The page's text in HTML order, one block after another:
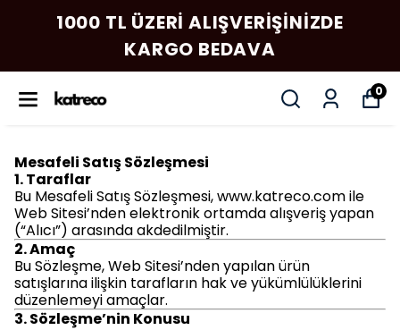
1000 TL ÜZERI ALIŞVERIŞINIZDE
KARGO BEDAVA
0
Mesafeli Satış Sözleşmesi
1. Taraflar
Bu Mesafeli Satış Sözleşmesi,www.katreco.comile
Web Sitesi’nden elektronik ortamda alışveriş yapan
(“Alıcı”) arasında akdedilmiştir.
2. Amaç
Bu Sözleşme, Web Sitesi’nden yapılan ürün
satışlarına ilişkin tarafların hak ve yükümlülüklerini
düzenlemeyi amaçlar.
3. Sözleşme’nin Konusu